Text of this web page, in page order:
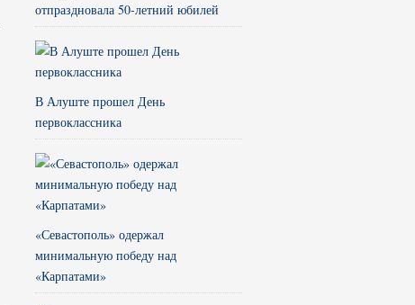
отпраздновала 50-летний юбилей
В Алуште прошел День
первоклассника
«Севастополь» одержал
минимальную победу над
«Карпатами»